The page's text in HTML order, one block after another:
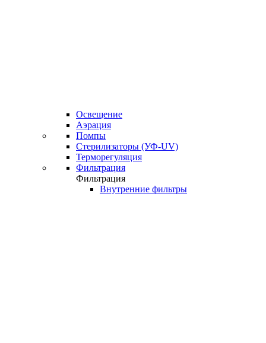
Освещение
Аэрация
Помпы
Стерилизаторы (УФ-UV)
Терморегуляция
Фильтрация
Фильтрация
Внутренние фильтры